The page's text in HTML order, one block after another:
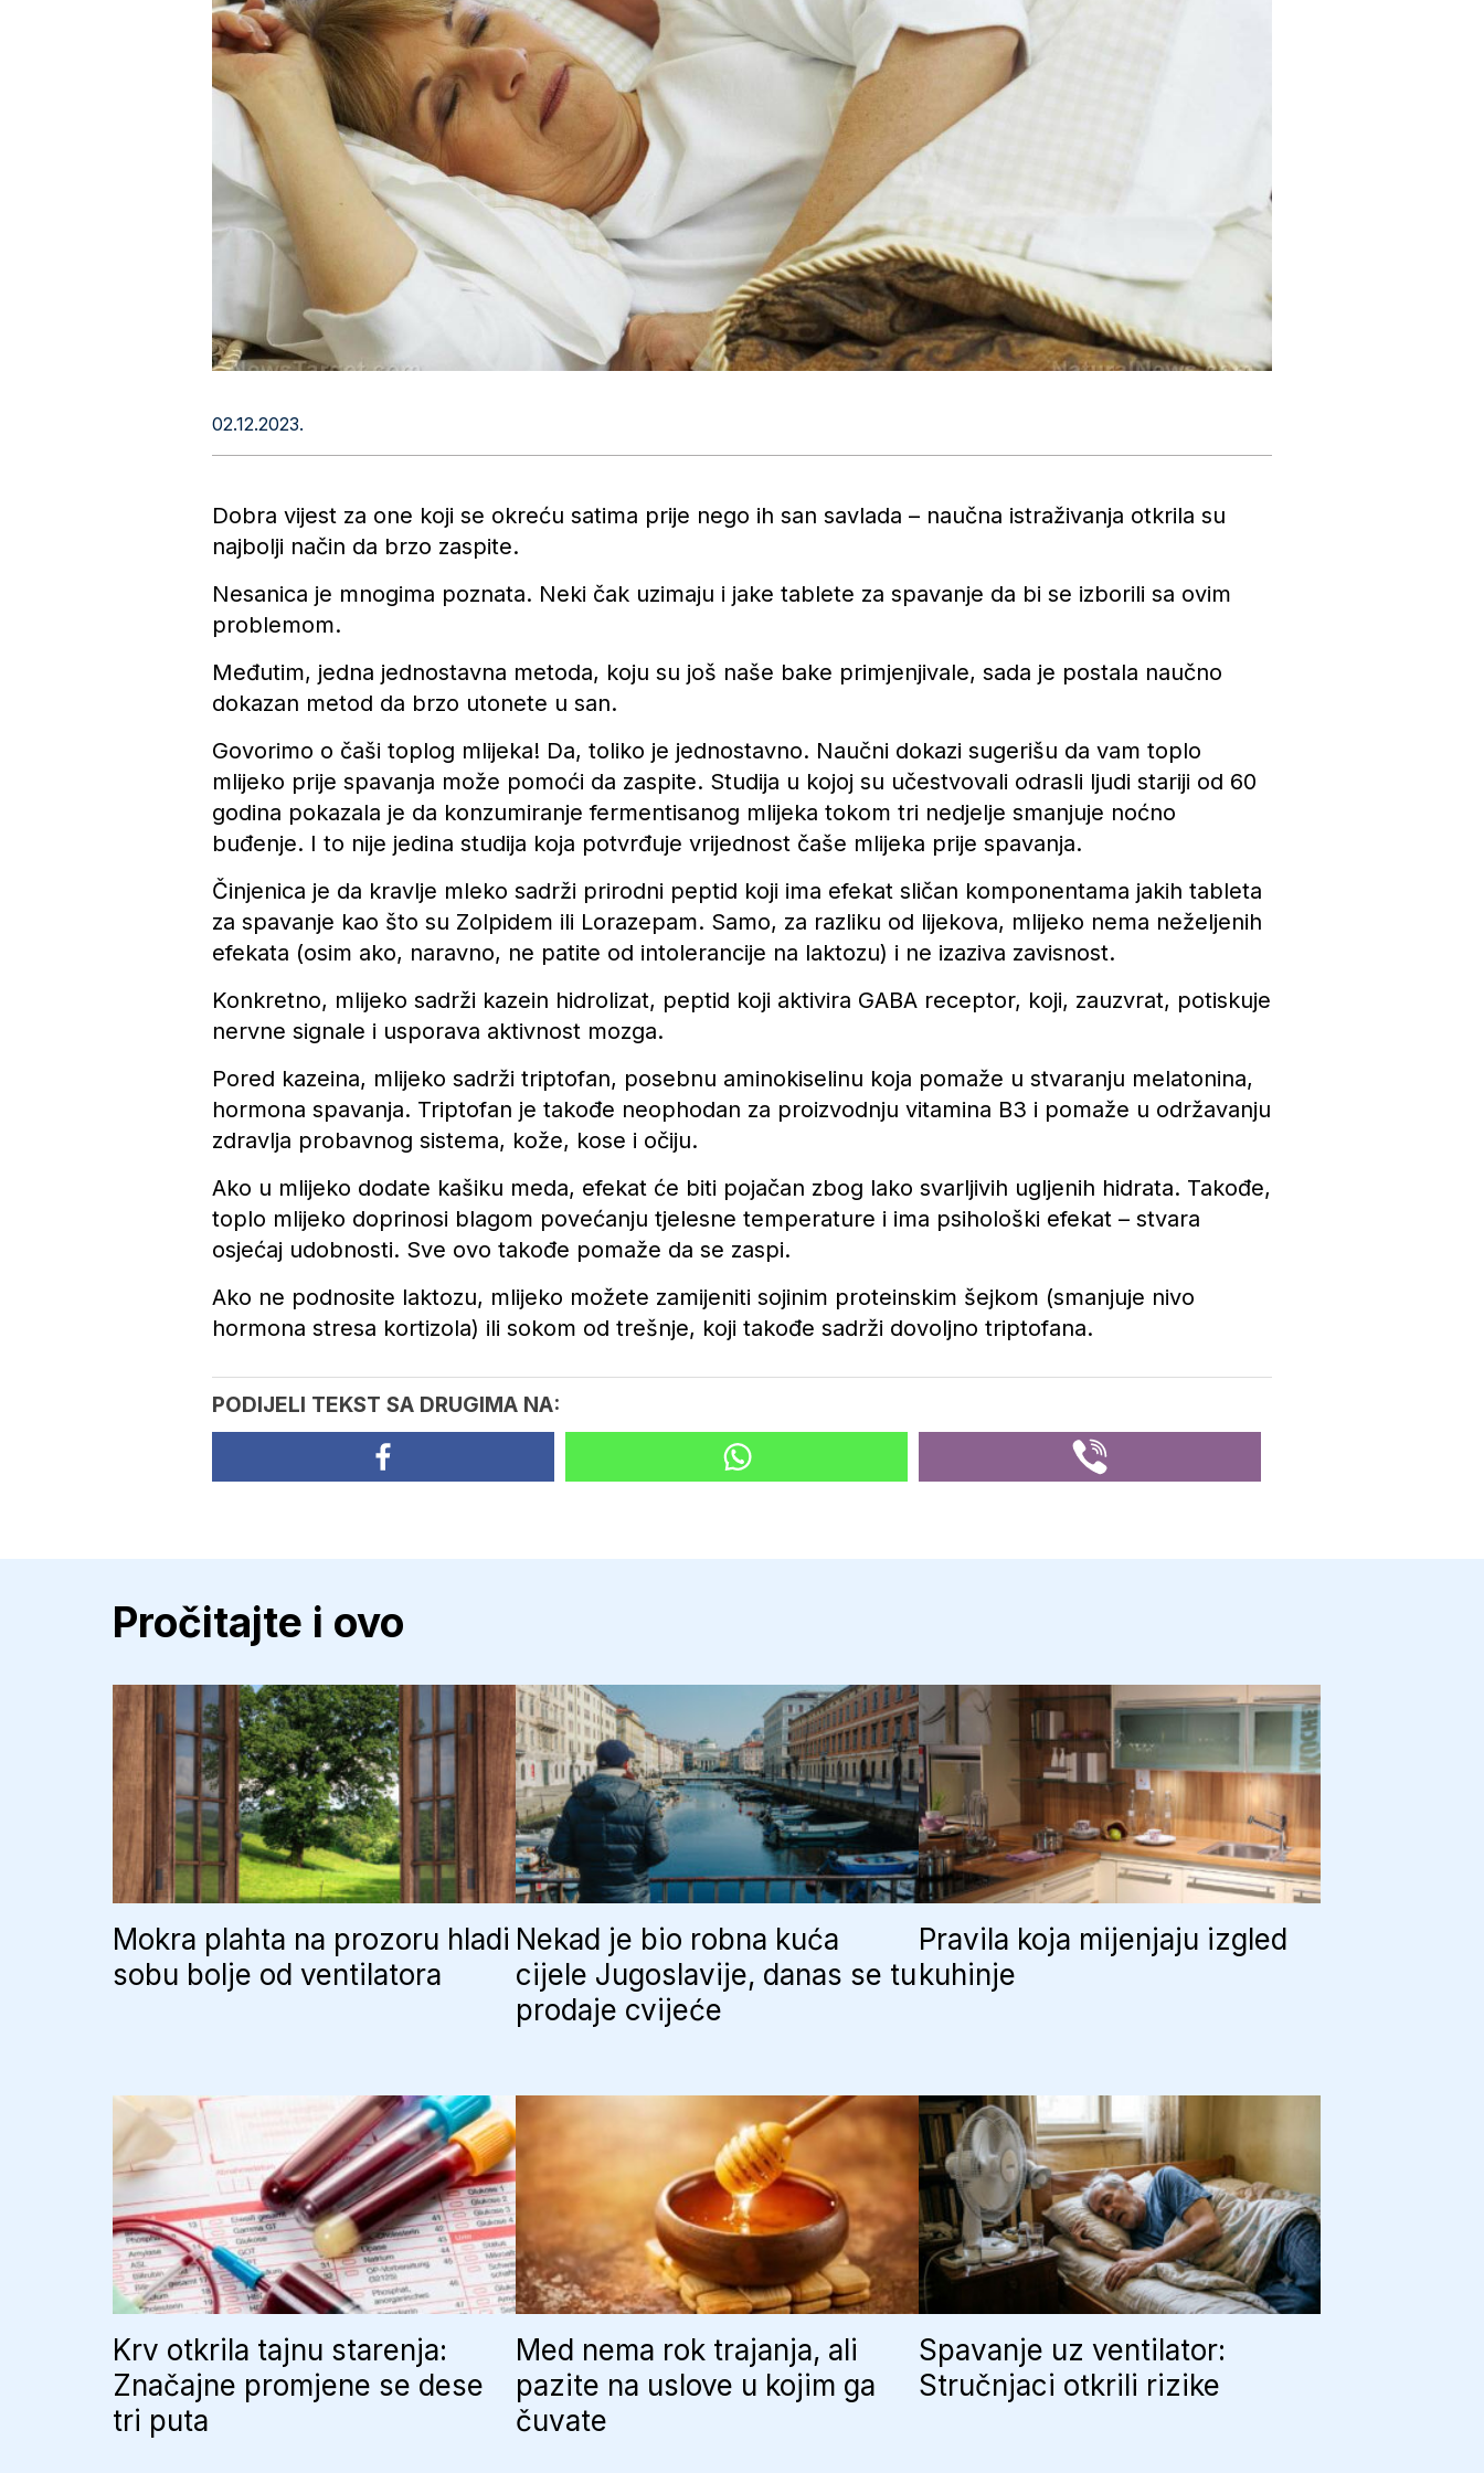
02.12.2023.
Dobra vijest za one koji se okreću satima prije nego ih san savlada – naučna istraživanja otkrila su
najbolji način da brzo zaspite.
Nesanica je mnogima poznata. Neki čak uzimaju i jake tablete za spavanje da bi se izborili sa ovim
problemom.
Međutim, jedna jednostavna metoda, koju su još naše bake primjenjivale, sada je postala naučno
dokazan metod da brzo utonete u san.
Govorimo o čaši toplog mlijeka! Da, toliko je jednostavno. Naučni dokazi sugerišu da vam toplo
mlijeko prije spavanja može pomoći da zaspite. Studija u kojoj su učestvovali odrasli ljudi stariji od 60
godina pokazala je da konzumiranje fermentisanog mlijeka tokom tri nedjelje smanjuje noćno
buđenje. I to nije jedina studija koja potvrđuje vrijednost čaše mlijeka prije spavanja.
Činjenica je da kravlje mleko sadrži prirodni peptid koji ima efekat sličan komponentama jakih tableta
za spavanje kao što su Zolpidem ili Lorazepam. Samo, za razliku od lijekova, mlijeko nema neželjenih
efekata (osim ako, naravno, ne patite od intolerancije na laktozu) i ne izaziva zavisnost.
Konkretno, mlijeko sadrži kazein hidrolizat, peptid koji aktivira GABA receptor, koji, zauzvrat, potiskuje
nervne signale i usporava aktivnost mozga.
Pored kazeina, mlijeko sadrži triptofan, posebnu aminokiselinu koja pomaže u stvaranju melatonina,
hormona spavanja. Triptofan je takođe neophodan za proizvodnju vitamina B3 i pomaže u održavanju
zdravlja probavnog sistema, kože, kose i očiju.
Ako u mlijeko dodate kašiku meda, efekat će biti pojačan zbog lako svarljivih ugljenih hidrata. Takođe,
toplo mlijeko doprinosi blagom povećanju tjelesne temperature i ima psihološki efekat – stvara
osjećaj udobnosti. Sve ovo takođe pomaže da se zaspi.
Ako ne podnosite laktozu, mlijeko možete zamijeniti sojinim proteinskim šejkom (smanjuje nivo
hormona stresa kortizola) ili sokom od trešnje, koji takođe sadrži dovoljno triptofana.
PODIJELI TEKST SA DRUGIMA NA:
Pročitajte i ovo
Mokra plahta na prozoru hladi
sobu bolje od ventilatora
Nekad je bio robna kuća
cijele Jugoslavije, danas se tu
prodaje cvijeće
Pravila koja mijenjaju izgled
kuhinje
Krv otkrila tajnu starenja:
Značajne promjene se dese
tri puta
Med nema rok trajanja, ali
pazite na uslove u kojim ga
čuvate
Spavanje uz ventilator:
Stručnjaci otkrili rizike